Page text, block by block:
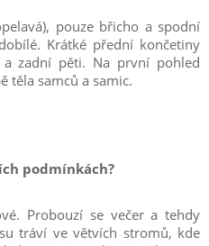
pouze břicho a spodní
Krátké přední končetiny
zadní pěti. Na první pohled
těla samců a samic.
podmínkách?
Probouzí se večer a tehdy
tráví ve větvích stromů, kde